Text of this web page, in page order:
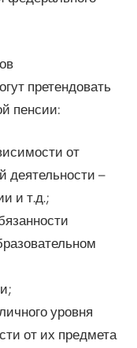
претендовать
пенсии:
от
деятельности –
и т.д.;
уровня
от их предмета